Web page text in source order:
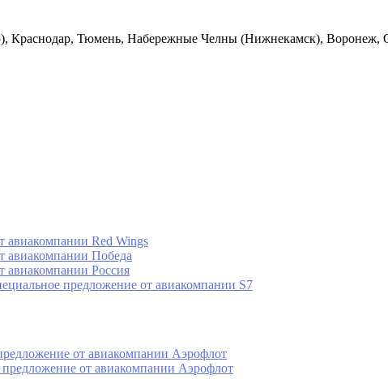
Тюмень, Набережные Челны (Нижнекамск), Воронеж,
авиакомпании Red Wings
авиакомпании Победа
авиакомпании Россия
предложение от авиакомпании S7
от авиакомпании Аэрофлот
от авиакомпании Аэрофлот